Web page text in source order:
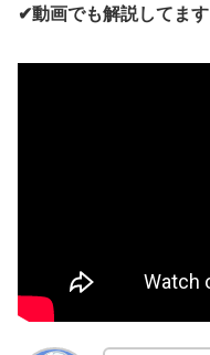
✔動画でも解説してます